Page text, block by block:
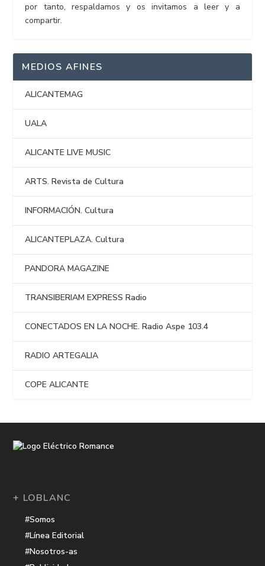
por tanto, respaldamos y os invitamos a leer y a
compartir.
MEDIOS AFINES
ALICANTEMAG
UALA
ALICANTE LIVE MUSIC
ARTS. Revista de Cultura
INFORMACIÓN. Cultura
ALICANTEPLAZA. Cultura
PANDORA MAGAZINE
TRANSIBERIAM EXPRESS Radio
CONECTADOS EN LA NOCHE. Radio Aspe 103.4
RADIO ARTEGALIA
COPE ALICANTE
+ LOBLANC
#Somos
#Línea Editorial
#Nosotros-as